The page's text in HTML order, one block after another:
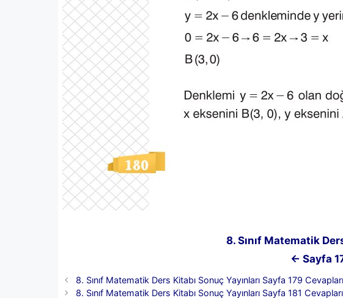
8. Sınıf Matematik
← Sayfa
8. Sınıf Matematik Ders Kitabı Sonuç Yayınları Sayfa 179 Cevapları
8. Sınıf Matematik Ders Kitabı Sonuç Yayınları Sayfa 181 Cevapları